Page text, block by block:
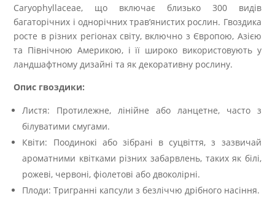
Caryophyllaceae, що включає близько 300 видів
багаторічних і однорічних трав’янистих рослин. Гвоздика
росте в різних регіонах світу, включно з Європою, Азією
та Північною Америкою, і її широко використовують у
ландшафтному дизайні та як декоративну рослину.
Опис гвоздики:
Листя: Протилежне, лінійне або ланцетне, часто з
білуватими смугами.
Квіти: Поодинокі або зібрані в суцвіття, з зазвичай
ароматними квітками різних забарвлень, таких як білі,
рожеві, червоні, фіолетові або двоколірні.
Плоди: Тригранні капсули з безліччю дрібного насіння.